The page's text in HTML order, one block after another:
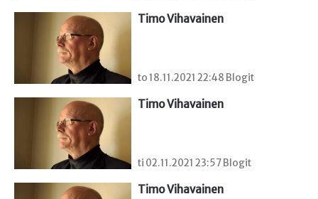
Timo Vihavainen
to 18.11.2021 22:48 Blogit
Timo Vihavainen
ti 02.11.2021 23:57 Blogit
Timo Vihavainen